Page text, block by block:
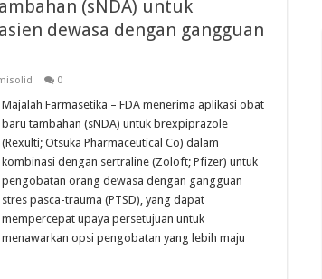
(sNDA) untuk
dewasa dengan gangguan
0
Majalah Farmasetika – FDA menerima aplikasi obat
baru tambahan (sNDA) untuk brexpiprazole
(Rexulti; Otsuka Pharmaceutical Co) dalam
kombinasi dengan sertraline (Zoloft; Pfizer) untuk
pengobatan orang dewasa dengan gangguan
stres pasca-trauma (PTSD), yang dapat
mempercepat upaya persetujuan untuk
menawarkan opsi pengobatan yang lebih maju